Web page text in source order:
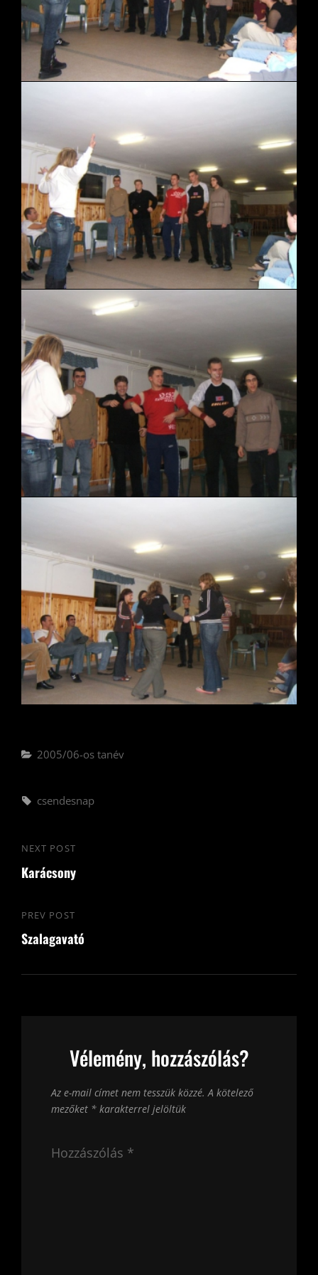
Categories
2005/06-os tanév
Tags,
csendesnap
Bejegyzés
navigáció
Previous
Post
PREV POST
Szalagavató
Next
Post
NEXT POST
Karácsony
Vélemény, hozzászólás?
Az e-mail címet nem tesszük közzé. A kötelező
mezőket * karakterrel jelöltük
Hozzászólás *